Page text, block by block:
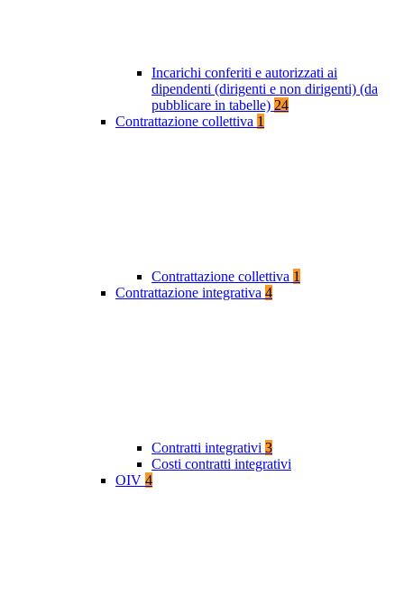
Incarichi conferiti e autorizzati ai
dipendenti (dirigenti e non dirigenti) (da
pubblicare in tabelle) 24
Contrattazione collettiva 1
Contrattazione collettiva 1
Contrattazione integrativa 4
Contratti integrativi 3
Costi contratti integrativi
OIV 4